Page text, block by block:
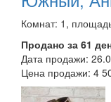
Комнат: 1,
Продано за 61
Дата продажи:
Цена продажи: 4